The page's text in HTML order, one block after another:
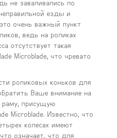
не заваливались по
езды и
очень важный пункт
ведь на роликах
отсутствует такая
Microblade, что чревато
роликовых коньков для
Ваше внимание на
раму, присущую
Microblade. Известно, что
колесах имеют
означает, что для